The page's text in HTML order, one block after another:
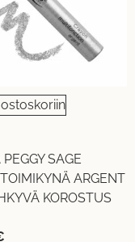
SAGE
ARGENT
KOROSTUS